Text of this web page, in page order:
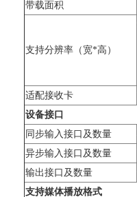
带载面积
支持分辨率（宽*高）
适配接收卡
设备接口
同步输入接口及数量
异步输入接口及数量
输出接口及数量
支持媒体播放格式